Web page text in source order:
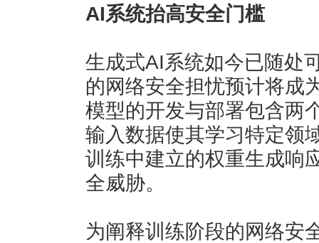
AI系统抬高安全门槛
生成式AI系统如今已随处
的网络安全担忧预计将成
模型的开发与部署包含两
输入数据使其学习特定领
训练中建立的权重生成响
全威胁。
为阐释训练阶段的网络安